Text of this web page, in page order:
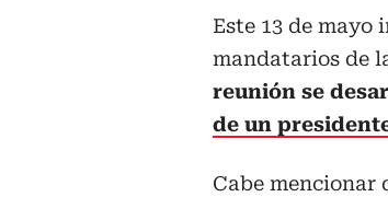
Este 13 de
mandatarios de
reunión se
de un
Cabe mencionar